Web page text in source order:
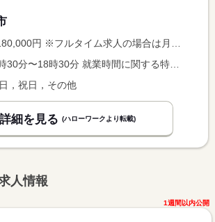
イム求人の場合は月額（換算額）、パート求人の場合は時間額を表示しています。
，祝日，その他
細を見る (ハローワークより転載)
人情報
1週間以内公開